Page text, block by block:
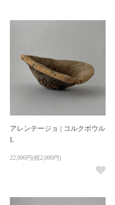
アレンテージョ | コルクボウル
L
22,000円(税2,000円)